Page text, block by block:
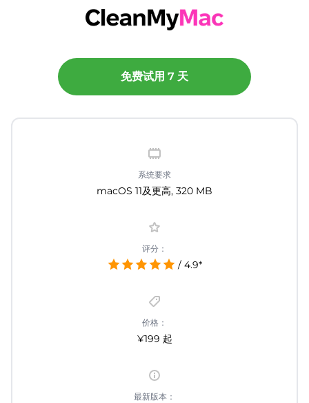
免费试用 7 天
系统要求
macOS 11及更高, 320 MB
评分：
/ 4.9*
价格：
¥199 起
最新版本：